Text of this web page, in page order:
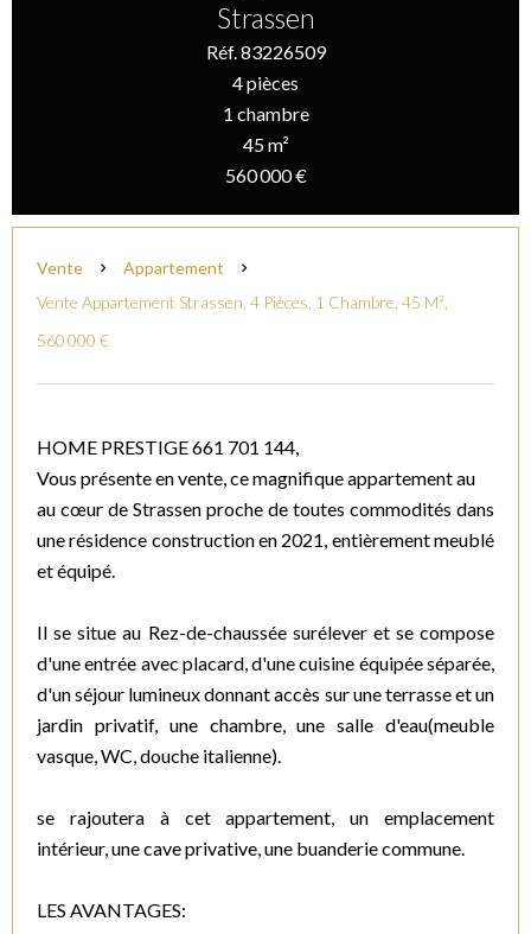
Strassen
Réf. 83226509
4 pièces
1 chambre
45 m²
560 000 €
Vente
Appartement
Vente Appartement Strassen, 4 Pièces, 1 Chambre, 45 M²,
560 000 €
HOME PRESTIGE 661 701 144,
Vous présente en vente, ce magnifique appartement au
au cœur de Strassen proche de toutes commodités dans
une résidence construction en 2021, entièrement meublé
et équipé.
Il se situe au Rez-de-chaussée surélever et se compose
d'une entrée avec placard, d'une cuisine équipée séparée,
d'un séjour lumineux donnant accès sur une terrasse et un
jardin privatif, une chambre, une salle d'eau(meuble
vasque, WC, douche italienne).
se rajoutera à cet appartement, un emplacement
intérieur, une cave privative, une buanderie commune.
LES AVANTAGES: